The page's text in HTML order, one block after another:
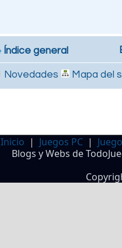
Índice general
Novedades Mapa del
Inicio | Juegos PC |
Blogs y Webs de